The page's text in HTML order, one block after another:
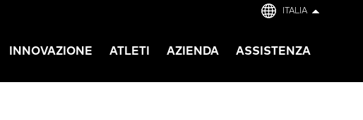
ITALIA
INNOVAZIONE ATLETI AZIENDA ASSISTENZA